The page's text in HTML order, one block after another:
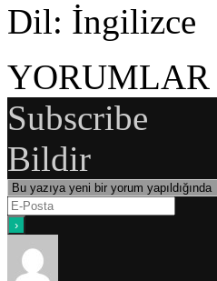
Dil: İngilizce
YORUMLAR
Subscribe
Bildir